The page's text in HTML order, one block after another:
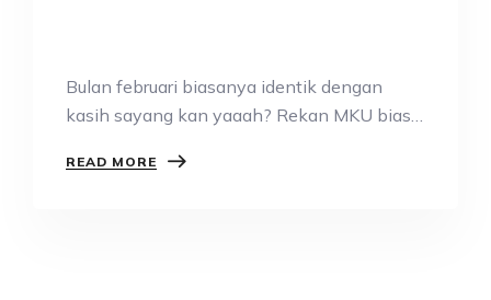
Bulan februari biasanya identik dengan
kasih sayang kan yaaah? Rekan MKU biasa
READ MORE